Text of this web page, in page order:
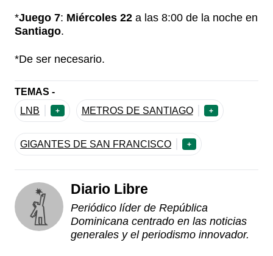
*Juego 7: Miércoles 22 a las 8:00 de la noche en
Santiago.
*De ser necesario.
TEMAS -
LNB
+ METROS DE SANTIAGO +
GIGANTES DE SAN FRANCISCO +
Diario Libre
Periódico líder de República
Dominicana centrado en las noticias
generales y el periodismo innovador.